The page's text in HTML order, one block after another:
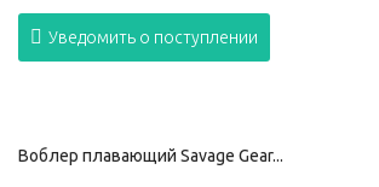
Уведомить о поступлении
Воблер плавающий Savage Gear...